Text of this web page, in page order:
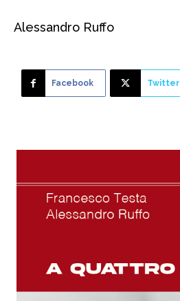
Alessandro Ruffo
Facebook Twitter